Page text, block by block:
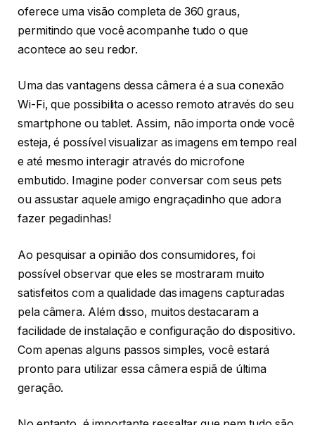
oferece uma visão completa de 360 graus,
permitindo que você acompanhe tudo o que
acontece ao seu redor.
Uma das vantagens dessa câmera é a sua conexão
Wi-Fi, que possibilita o acesso remoto através do seu
smartphone ou tablet. Assim, não importa onde você
esteja, é possível visualizar as imagens em tempo real
e até mesmo interagir através do microfone
embutido. Imagine poder conversar com seus pets
ou assustar aquele amigo engraçadinho que adora
fazer pegadinhas!
Ao pesquisar a opinião dos consumidores, foi
possível observar que eles se mostraram muito
satisfeitos com a qualidade das imagens capturadas
pela câmera. Além disso, muitos destacaram a
facilidade de instalação e configuração do dispositivo.
Com apenas alguns passos simples, você estará
pronto para utilizar essa câmera espiã de última
geração.